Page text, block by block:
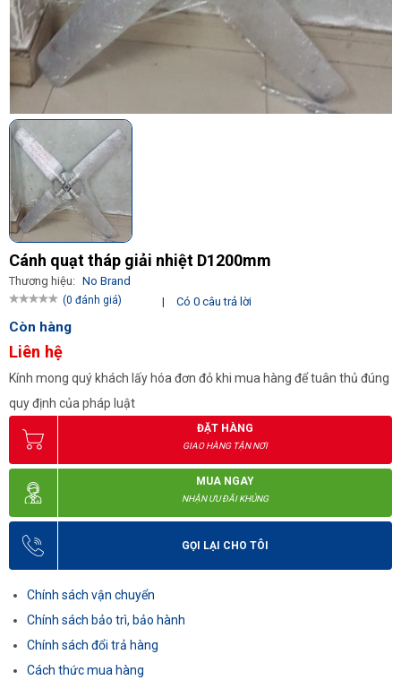
Cánh quạt tháp giải nhiệt D1200mm
Thương hiệu: No Brand
(0 đánh giá) | Có 0 câu trả lời
Còn hàng
Liên hệ
Kính mong quý khách lấy hóa đơn đỏ khi mua hàng để tuân thủ đúng
quy định của pháp luật
ĐẶT HÀNG
GIAO HÀNG TẬN NƠI
MUA NGAY
NHẬN ƯU ĐÃI KHỦNG
GỌI LẠI CHO TÔI
Chính sách vận chuyển
Chính sách bảo trì, bảo hành
Chính sách đổi trả hàng
Cách thức mua hàng